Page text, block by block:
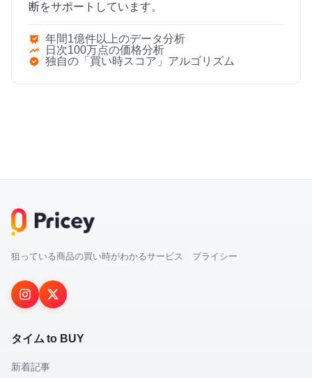
断をサポートしています。
年間1億件以上のデータ分析
日次100万点の価格分析
独自の「買い時スコア」アルゴリズム
狙っている商品の買い時がわかるサービス プライシー
タイム to BUY
新着記事